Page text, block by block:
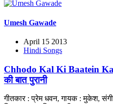
Umesh Gawade
April 15 2013
Hindi Songs
Chhodo Kal Ki Baatein
की बात पुरानी
गीतकार : प्रेम धवन, गायक : मुकेश,